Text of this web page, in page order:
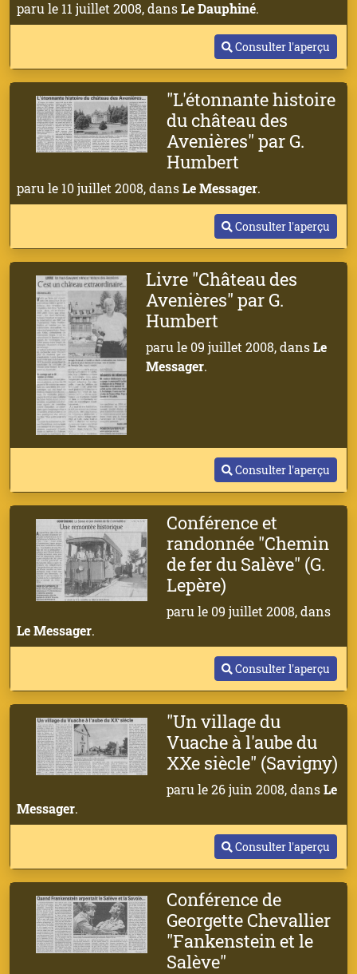
paru le 11 juillet 2008, dansLe Dauphiné.
Consulter l'aperçu
"L'étonnante histoire
du château des
Avenières" par G.
Humbert
paru le 10 juillet 2008, dansLe Messager.
Consulter l'aperçu
Livre "Château des
Avenières" par G.
Humbert
paru le 09 juillet 2008, dansLe
Messager.
Consulter l'aperçu
Conférence et
randonnée "Chemin
de fer du Salève" (G.
Lepère)
paru le 09 juillet 2008, dans
Le Messager.
Consulter l'aperçu
"Un village du
Vuache à l'aube du
XXe siècle" (Savigny)
paru le 26 juin 2008, dansLe
Messager.
Consulter l'aperçu
Conférence de
Georgette Chevallier
"Fankenstein et le
Salève"